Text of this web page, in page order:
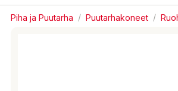
Piha ja Puutarha / Puutarhakoneet /